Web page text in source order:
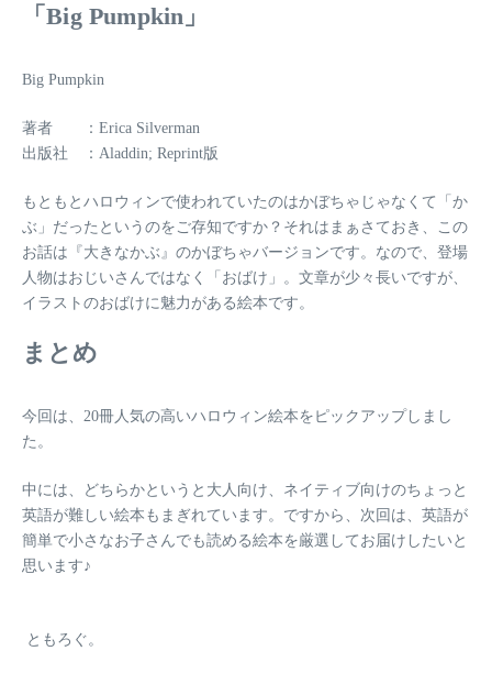
「Big Pumpkin」
Big Pumpkin
著者 ：Erica Silverman
出版社 ：Aladdin; Reprint版
もともとハロウィンで使われていたのはかぼちゃじゃなくて「か
ぶ」だったというのをご存知ですか？それはまぁさておき、この
お話は『大きなかぶ』のかぼちゃバージョンです。なので、登場
人物はおじいさんではなく「おばけ」。文章が少々長いですが、
イラストのおばけに魅力がある絵本です。
まとめ
今回は、20冊人気の高いハロウィン絵本をピックアップしまし
た。
中には、どちらかというと大人向け、ネイティブ向けのちょっと
英語が難しい絵本もまぎれています。ですから、次回は、英語が
簡単で小さなお子さんでも読める絵本を厳選してお届けしたいと
思います♪
ともろぐ。